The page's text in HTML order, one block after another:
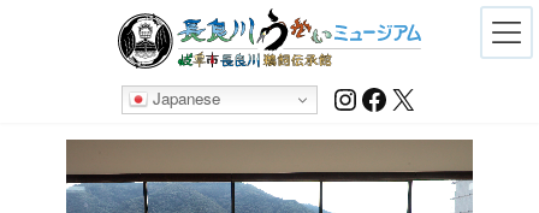
Japanese Instagram
Facebook
X